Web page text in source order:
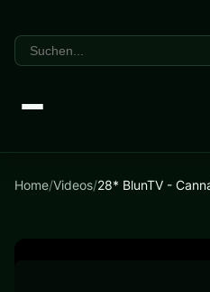
Home/Videos/28* BlunTV -